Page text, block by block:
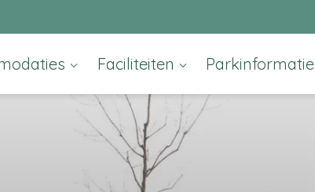
Faciliteiten Parkinformatie